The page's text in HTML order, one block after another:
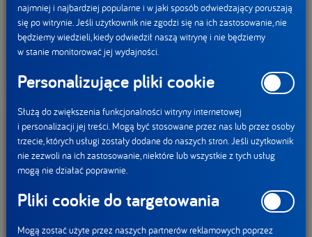
Każdy kolejny rok to nowe doświadczenia i wyzwania,
szczególnie dla dzieci, które świata się dopiero uczą.
Uwielbiany przez dzieciaki Danonek tym razem zaprasza do
wspólnych morskich przygód przy wykorzystaniu
technologii wirtualnej rzeczywistości.
najmniej i najbardziej popularne i w jaki sposób odwiedzający poruszają
się po witrynie. Jeśli użytkownik nie zgodzi się na ich zastosowanie, nie
będziemy wiedzieli, kiedy odwiedził naszą witrynę i nie będziemy
w stanie monitorować jej wydajności.
Personalizujące pliki cookie
Służą do zwiększenia funkcjonalności witryny internetowej
i personalizacji jej treści. Mogą być stosowane przez nas lub przez osoby
trzecie, których usługi zostały dodane do naszych stron. Jeśli użytkownik
nie zezwoli na ich zastosowanie, niektóre lub wszystkie z tych usług
mogą nie działać poprawnie.
Pliki cookie do targetowania
Mogą zostać użyte przez naszych partnerów reklamowych poprzez